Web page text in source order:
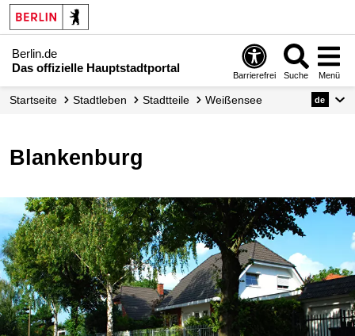
Berlin.de
Das offizielle Hauptstadtportal
Barrierefrei Suche Menü
Startseite Stadtleben Stadtteile Weißensee de
Blankenburg